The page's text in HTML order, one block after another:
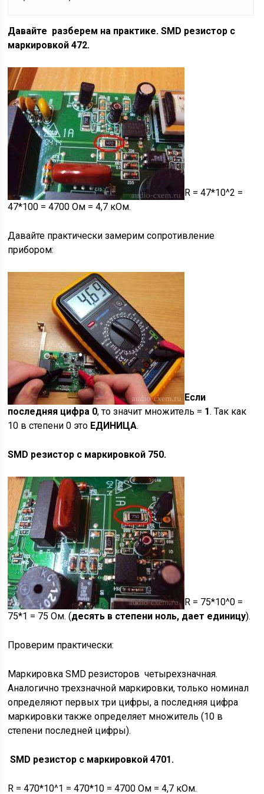
Давайте разберем на практике.SMD резистор с
маркировкой 472.
R = 47*10^2 =
47*100 = 4700 Ом = 4,7 кОм.
Давайте практически замерим сопротивление
прибором:
Если
последняя цифра 0, то значит множитель = 1. Так как
10 в степени 0 это ЕДИНИЦА.
SMD резистор с маркировкой 750.
R = 75*10^0 =
75*1 = 75 Ом. (десять в степени ноль, дает единицу).
Проверим практически:
Маркировка SMD резисторов четырехзначная.
Аналогично трехзначной маркировки, только номинал
определяют первых три цифры, а последняя цифра
маркировки также определяет множитель (10 в
степени последней цифры).
SMD резистор с маркировкой 4701.
R = 470*10^1 = 470*10 = 4700 Ом = 4,7 кОм.